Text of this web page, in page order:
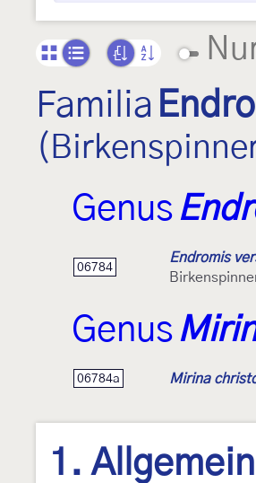
Familia
Genus
06784
Endromis
Genus
06784a Mirina
1.